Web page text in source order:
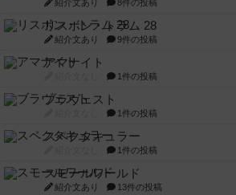
紹介文あり 8件の投稿
リスボン・トラム 28
紹介文あり 9件の投稿
アマナイト
1件の投稿
ブラヴェスト
1件の投稿
スペクタキュラー
1件の投稿
スモールワールド
紹介文あり 13件の投稿